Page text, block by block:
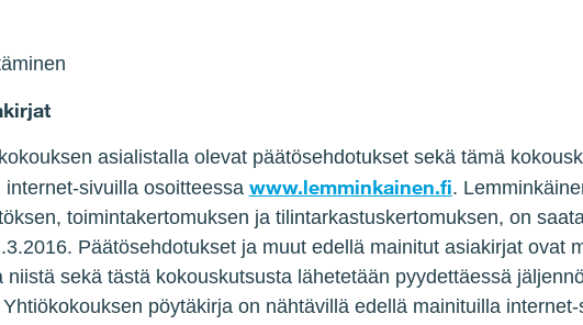
asialistalla olevat päätösehdotukset sekä tämä
sivuilla osoitteessa www.lemminkainen.fi.
toimintakertomuksen ja tilintarkastuskertomuksen, on
Päätösehdotukset ja muut edellä mainitut asiakirjat ovat
niistä sekä tästä kokouskutsusta lähetetään pyydettäessä
pöytäkirja on nähtävillä edellä mainituilla